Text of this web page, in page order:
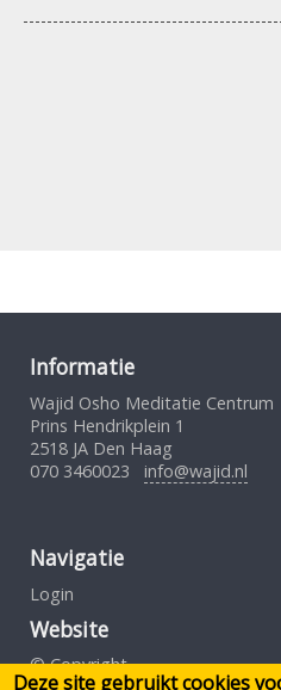
Informatie
Wajid Osho Meditatie Centrum
Prins Hendrikplein 1
2518 JA Den Haag
070 3460023 info@wajid.nl
Navigatie
Login
Website
© Copyright
Deze site gebruikt cookies